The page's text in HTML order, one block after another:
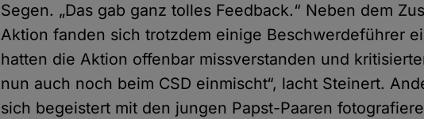
Segen. „Das gab ganz tolles Feedback.“ Neben dem
Aktion fanden sich trotzdem einige Beschwerdeführer
hatten die Aktion offenbar missverstanden und
nun auch noch beim CSD einmischt“, lacht Steinert.
sich begeistert mit den jungen Papst-Paaren